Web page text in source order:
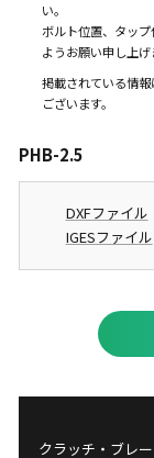
い。
ボルト位置、タッ
ようお願い申し上げ
掲載されている情
ございます。
PHB-2.5
DXFファイル
IGESファイル
クラッチ・ブレ